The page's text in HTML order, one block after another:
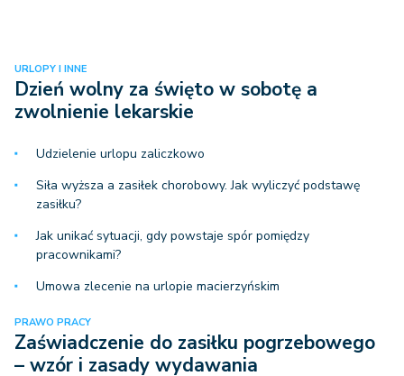
URLOPY I INNE
Dzień wolny za święto w sobotę a
zwolnienie lekarskie
Udzielenie urlopu zaliczkowo
Siła wyższa a zasiłek chorobowy. Jak wyliczyć podstawę
zasiłku?
Jak unikać sytuacji, gdy powstaje spór pomiędzy
pracownikami?
Umowa zlecenie na urlopie macierzyńskim
PRAWO PRACY
Zaświadczenie do zasiłku pogrzebowego
– wzór i zasady wydawania